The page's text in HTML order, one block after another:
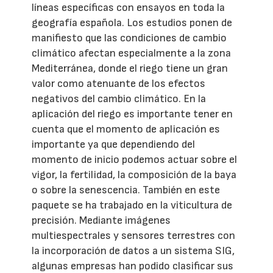
líneas específicas con ensayos en toda la
geografía española. Los estudios ponen de
manifiesto que las condiciones de cambio
climático afectan especialmente a la zona
Mediterránea, donde el riego tiene un gran
valor como atenuante de los efectos
negativos del cambio climático. En la
aplicación del riego es importante tener en
cuenta que el momento de aplicación es
importante ya que dependiendo del
momento de inicio podemos actuar sobre el
vigor, la fertilidad, la composición de la baya
o sobre la senescencia. También en este
paquete se ha trabajado en la viticultura de
precisión. Mediante imágenes
multiespectrales y sensores terrestres con
la incorporación de datos a un sistema SIG,
algunas empresas han podido clasificar sus